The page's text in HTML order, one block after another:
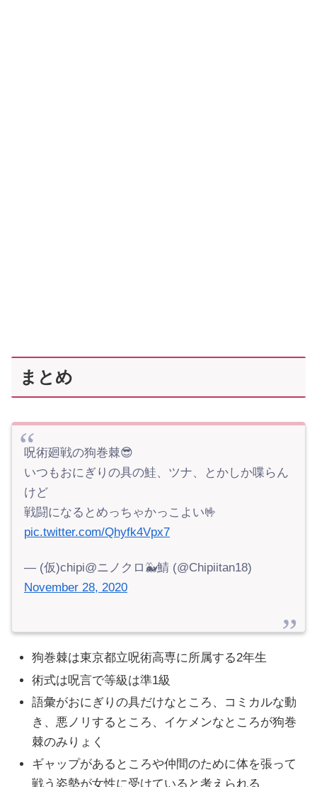
まとめ
呪術廻戦の狗巻棘😎
いつもおにぎりの具の鮭、ツナ、とかしか喋らん
けど
戦闘になるとめっちゃかっこよい🤟
pic.twitter.com/Qhyfk4Vpx7
— (仮)chipi@ニノクロ🐳鯖 (@Chipiitan18)
November 28, 2020
狗巻棘は東京都立呪術高専に所属する2年生
術式は呪言で等級は準1級
語彙がおにぎりの具だけなところ、コミカルな動
き、悪ノリするところ、イケメンなところが狗巻
棘のみりょく
ギャップがあるところや仲間のために体を張って
戦う姿勢が女性に受けていると考えられる